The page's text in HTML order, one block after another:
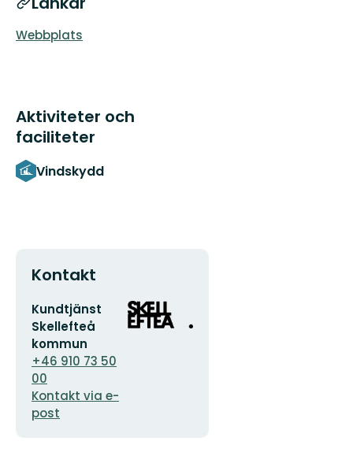
Webbplats
Aktiviteter och
faciliteter
Vindskydd
Kontakt
E-
postadress
Kundtjänst
Skellefteå
kommun
+46 910 73 50
00
Kontakt via e-
post
Organisationens
logotyp